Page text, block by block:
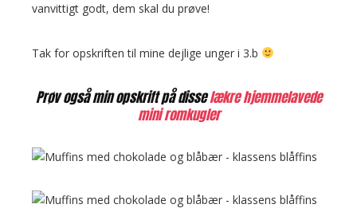
vanvittigt godt, dem skal du prøve!
Tak for opskriften til mine dejlige unger i 3.b
Prøv også min opskrift på disselækre hjemmelavede
mini romkugler